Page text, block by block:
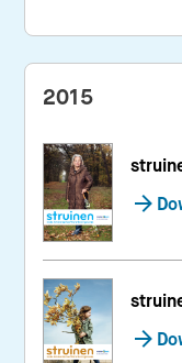
2015